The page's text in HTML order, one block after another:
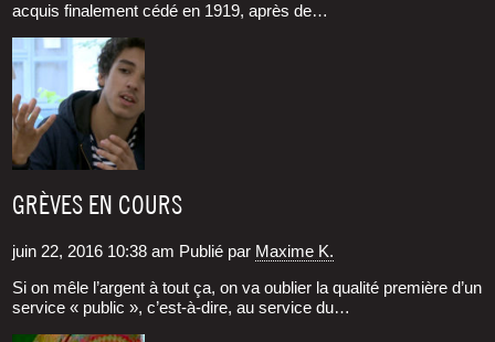
acquis fina­le­ment cédé en 1919, après de…
GRÈVES EN COURS
juin 22, 2016 10:38 am Publié par Maxime K.
Si on mêle l’argent à tout ça, on va oublier la qua­li­té pre­mière d’un
ser­vice « public », c’est-à-dire, au ser­vice du…